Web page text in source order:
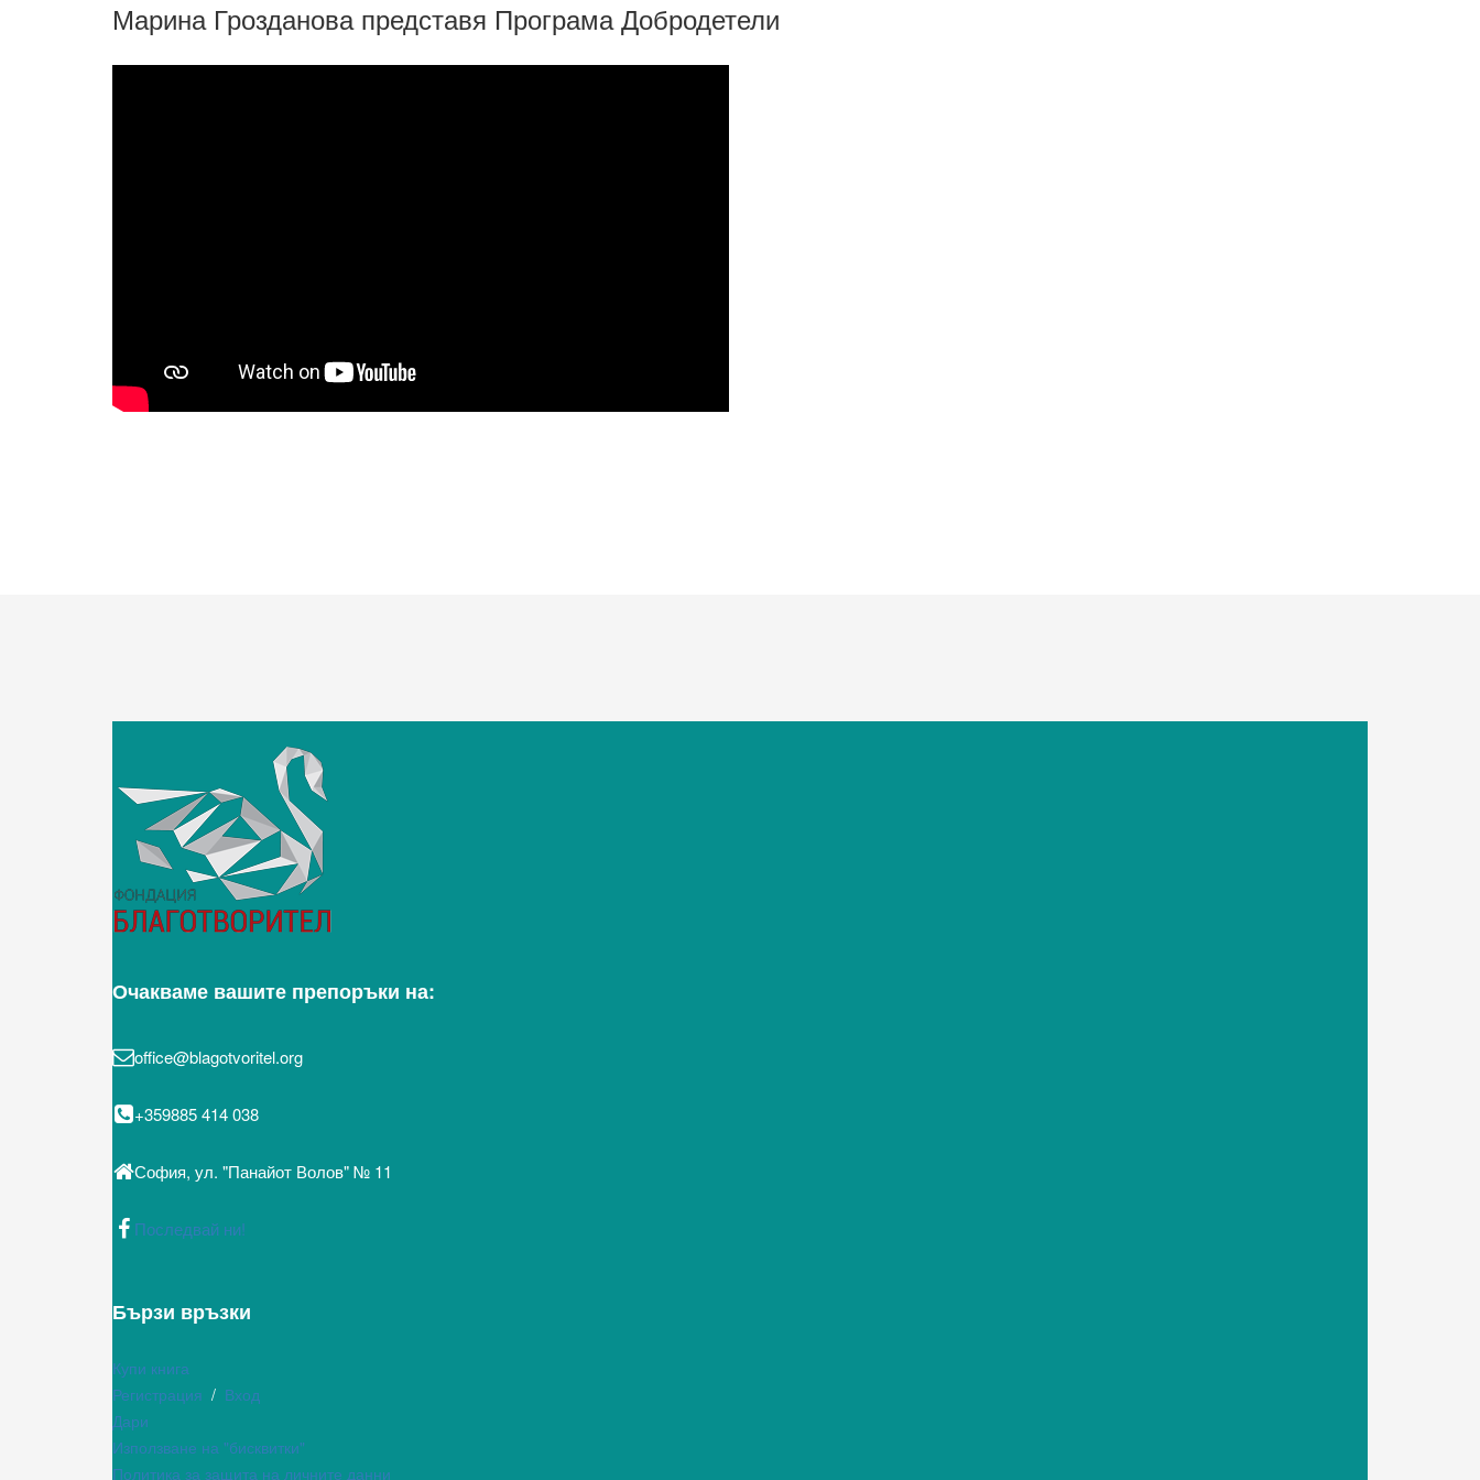
Марина Грозданова представя Програма Добродетели
Очакваме вашите препоръки на:
office@blagotvoritel.org
+359885 414 038
София, ул. "Панайот Волов" № 11
Последвай ни!
Бързи връзки
Купи книга
Регистрация / Вход
Дари
Използване на "бисквитки"
Политика за защита на личните данни